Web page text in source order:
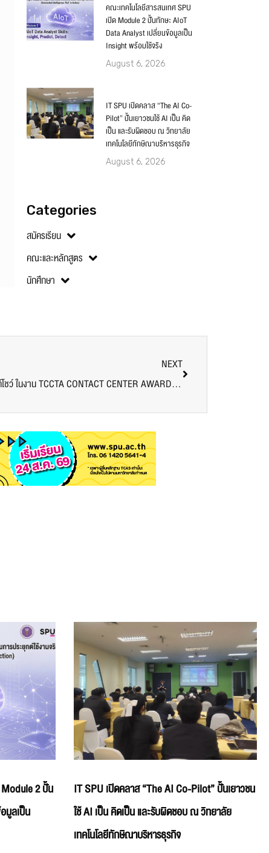
คณะเทคโนโลยีสารสนเทศ SPU
เปิด Module 2 ปั้นทักษะ AIoT
Data Analyst เปลี่ยนข้อมูลเป็น
Insight พร้อมใช้จริง
August 6, 2026
IT SPU เปิดคลาส “The AI Co-
Pilot” ปั้นเยาวชนใช้ AI เป็น คิด
เป็น และรับผิดชอบ ณ วิทยาลัย
เทคโนโลยีทักษิณาบริหารธุรกิจ
August 6, 2026
Categories
สมัครเรียน
คณะและหลักสูตร
นักศึกษา
NEXT
นักศึกษานิเทศศาสตร์ SPU ร่วมสร้างสรรค์โชว์ ในงาน TCCTA CONTACT CENTER AWARD 2025
Module 2 ปั้น
มูลเป็น
IT SPU เปิดคลาส “The AI Co-Pilot” ปั้นเยาวชน
ใช้ AI เป็น คิดเป็น และรับผิดชอบ ณ วิทยาลัย
เทคโนโลยีทักษิณาบริหารธุรกิจ